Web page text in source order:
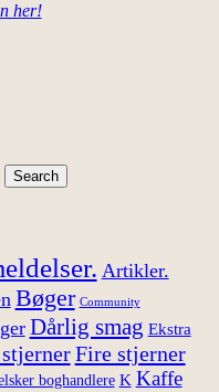
her!
Artikler.
Bøger Community
Dårlig smag Ekstra
Fire stjerner
boghandlere K Kaffe